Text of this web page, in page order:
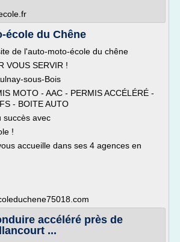
école du Chêne
de l'auto-moto-école du chêne
VOUS SERVIR !
sous-Bois
MOTO - AAC - PERMIS ACCÉLÉRÉ -
- BOITE AUTO
succès avec
!
accueille dans ses 4 agences en
accéléré près de
...